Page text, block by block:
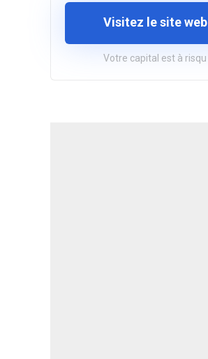
Visitez le site web
Votre capital est à risqu